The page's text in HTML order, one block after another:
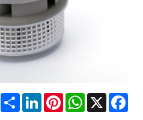
Facebook
X
WhatsApp
Pinterest
LinkedIn
Share